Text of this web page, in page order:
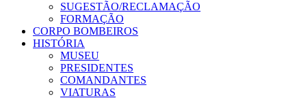
SUGESTÃO/RECLAMAÇÃO
FORMAÇÃO
CORPO BOMBEIROS
HISTÓRIA
MUSEU
PRESIDENTES
COMANDANTES
VIATURAS